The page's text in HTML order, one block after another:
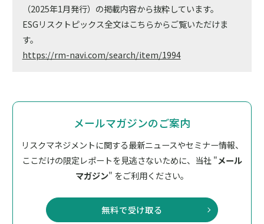
（2025年1月発行）の掲載内容から抜粋しています。
ESGリスクトピックス全文はこちらからご覧いただけま
す。
https://rm-navi.com/search/item/1994
メールマガジンのご案内
リスクマネジメントに関する最新ニュースやセミナー情報、
ここだけの限定レポートを見逃さないために、 当社 "メール
マガジン" をご利用ください。
無料で受け取る